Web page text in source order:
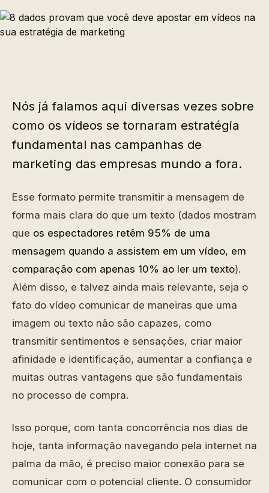
Nós já falamos aqui diversas vezes sobre
como os vídeos se tornaram estratégia
fundamental nas campanhas de
marketing das empresas mundo a fora.
Esse formato permite transmitir a mensagem de
forma mais clara do que um texto (dados mostram
que os espectadores retêm 95% de uma
mensagem quando a assistem em um vídeo, em
comparação com apenas 10% ao ler um texto).
Além disso, e talvez ainda mais relevante, seja o
fato do vídeo comunicar de maneiras que uma
imagem ou texto não são capazes, como
transmitir sentimentos e sensações, criar maior
afinidade e identificação, aumentar a confiança e
muitas outras vantagens que são fundamentais
no processo de compra.
Isso porque, com tanta concorrência nos dias de
hoje, tanta informação navegando pela internet na
palma da mão, é preciso maior conexão para se
comunicar com o potencial cliente. O consumidor